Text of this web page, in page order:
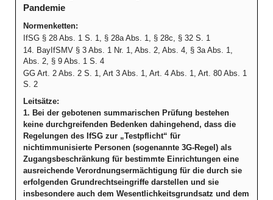
Pandemie
Normenketten:
IfSG § 28 Abs. 1 S. 1, § 28a Abs. 1, § 28c, § 32 S. 1
14. BayIfSMV § 3 Abs. 1 Nr. 1, Abs. 2, Abs. 4, § 3a Abs. 1,
Abs. 2, § 9 Abs. 1 S. 4
GG Art. 2 Abs. 2 S. 1, Art 3 Abs. 1, Art. 4 Abs. 1, Art. 80 Abs. 1
S. 2
Leitsätze:
1. Bei der gebotenen summarischen Prüfung bestehen
keine durchgreifenden Bedenken dahingehend, dass die
Regelungen des IfSG zur „Testpflicht“ für
nichtimmunisierte Personen (sogenannte 3G-Regel) als
Zugangsbeschränkung für bestimmte Einrichtungen eine
ausreichende Verordnungsermächtigung für die durch sie
erfolgenden Grundrechtseingriffe darstellen und sie
insbesondere auch dem Wesentlichkeitsgrundsatz und dem